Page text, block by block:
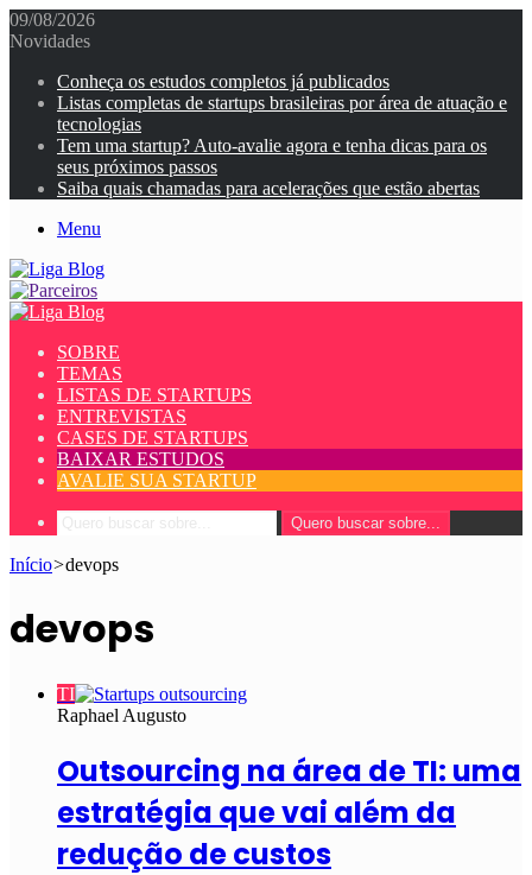
09/08/2026
Novidades
Conheça os estudos completos já publicados
Listas completas de startups brasileiras por área de atuação e
tecnologias
Tem uma startup? Auto-avalie agora e tenha dicas para os
seus próximos passos
Saiba quais chamadas para acelerações que estão abertas
Menu
SOBRE
TEMAS
LISTAS DE STARTUPS
ENTREVISTAS
CASES DE STARTUPS
BAIXAR ESTUDOS
AVALIE SUA STARTUP
Quero buscar sobre...
Início>devops
devops
TI
Raphael Augusto
Outsourcing na área de TI: uma
estratégia que vai além da
redução de custos